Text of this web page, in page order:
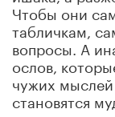
Чтобы они
табличкам,
вопросы. А
ослов,
чужих
становятся